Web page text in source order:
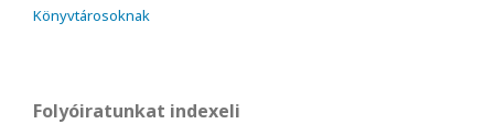
Könyvtárosoknak
Folyóiratunkat indexeli